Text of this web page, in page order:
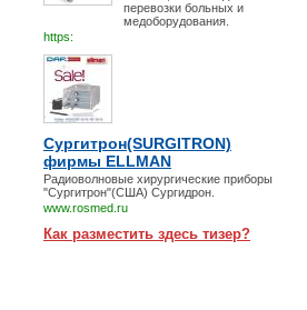
перевозки больных и
медоборудования.
https:
Сургитрон(SURGITRON)
фирмы ELLMAN
Радиоволновые хирургические приборы
"Сургитрон"(США) Сургидрон.
www.rosmed.ru
Как разместить здесь тизер?